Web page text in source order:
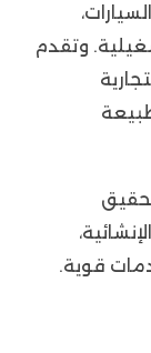
وتقدم
قوية.